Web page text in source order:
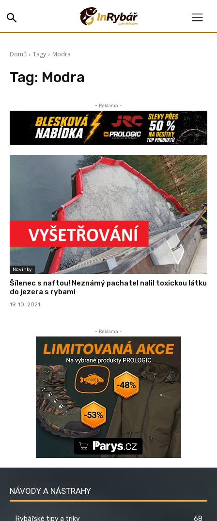
Domů Tagy Modra
Tag: Modra
- Reklama -
Novinky
Šílenec s naftou! Neznámý pachatel nalil toxickou látku
do jezera s rybami
19. 10. 2021
- Reklama -
NÁVODY A NÁSTRAHY
Rybářské tipy a triky
68